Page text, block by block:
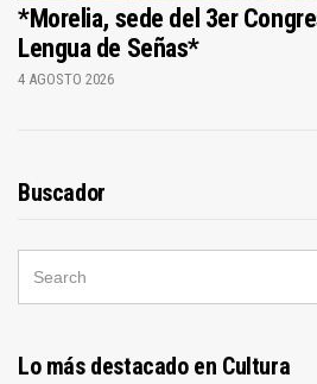
*Morelia, sede del 3er
Lengua de Señas*
4 AGOSTO 2026
Buscador
Lo más destacado en Cultura